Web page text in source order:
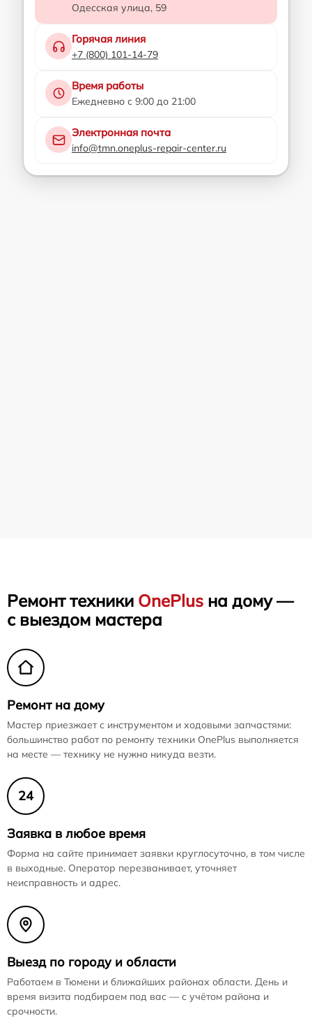
Одесская улица, 59
Горячая линия
+7 (800) 101-14-79
Время работы
Ежедневно с 9:00 до 21:00
Электронная почта
info@tmn.oneplus-repair-center.ru
Ремонт техники OnePlus на дому —
с выездом мастера
Ремонт на дому
Мастер приезжает с инструментом и ходовыми запчастями:
большинство работ по ремонту техники OnePlus выполняется
на месте — технику не нужно никуда везти.
24
Заявка в любое время
Форма на сайте принимает заявки круглосуточно, в том числе
в выходные. Оператор перезванивает, уточняет
неисправность и адрес.
Выезд по городу и области
Работаем в Тюмени и ближайших районах области. День и
время визита подбираем под вас — с учётом района и
срочности.